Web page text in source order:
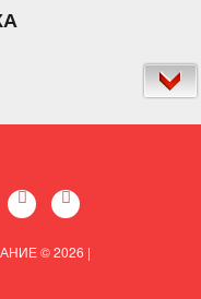
© 2026 |